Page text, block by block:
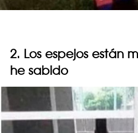
2. Los espejos están
he sabido